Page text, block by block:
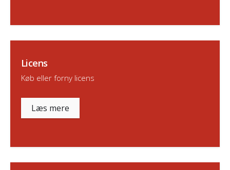
Licens
Køb eller forny licens
Læs mere